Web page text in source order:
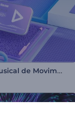
Visualizador Musical de Movimento Cinético